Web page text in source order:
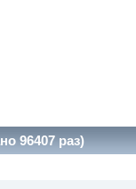
96407 раз)